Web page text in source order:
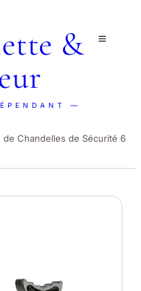
&
—
de Chandelles de Sécurité 6